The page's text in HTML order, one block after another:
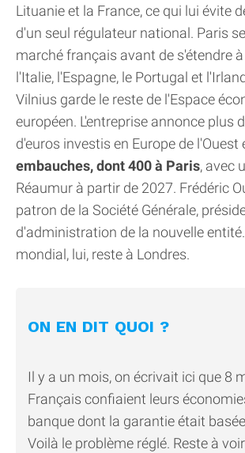
Lituanie et la France, ce qui lui évite
d'un seul régulateur national. Paris
marché français avant de s'étendre
l'Italie, l'Espagne, le Portugal et
Vilnius garde le reste de l'Espace
européen. L'entreprise annonce plus
d'euros investis en Europe de l'Ouest
embauches, dont 400 à Paris, avec
Réaumur à partir de 2027. Frédéric
patron de la Société Générale,
d'administration de la nouvelle
mondial, lui, reste à Londres.
ON EN DIT QUOI ?
Il y a un mois, on écrivait ici que 8
Français confiaient leurs
banque dont la garantie était
Voilà le problème réglé. Reste à